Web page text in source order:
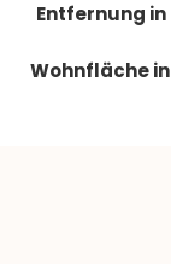
Entfernung in
Wohnfläche